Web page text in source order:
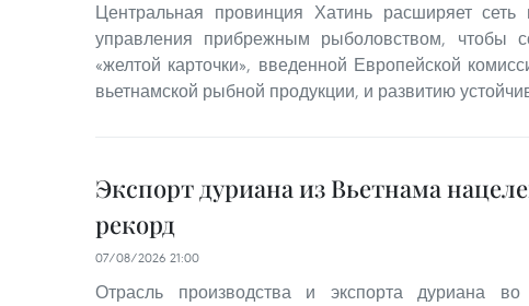
Центральная провинция Хатинь расширяет сеть
управления прибрежным рыболовством, чтобы
«желтой карточки», введенной Европейской
вьетнамской рыбной продукции, и развитию
Экспорт дуриана из Вьетнама
рекорд
07/08/2026 21:00
Отрасль производства и экспорта дуриана во